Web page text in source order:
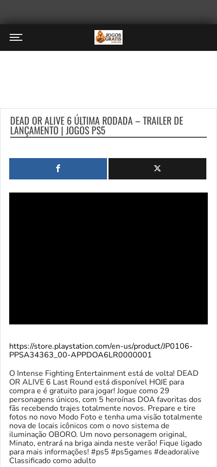
DEAD OR ALIVE 6 ÚLTIMA RODADA – TRAILER DE
LANÇAMENTO | JOGOS PS5
https://store.playstation.com/en-us/product/JP0106-
PPSA34363_00-APPDOA6LR0000001
O Intense Fighting Entertainment está de volta! DEAD
OR ALIVE 6 Last Round está disponível HOJE para
compra e é gratuito para jogar! Jogue como 29
personagens únicos, com 5 heroínas DOA favoritas dos
fãs recebendo trajes totalmente novos. Prepare e tire
fotos no novo Modo Foto e tenha uma visão totalmente
nova de locais icônicos com o novo sistema de
iluminação OBORO. Um novo personagem original,
Minato, entrará na briga ainda neste verão! Fique ligado
para mais informações! #ps5 #ps5games #deadoralive
Classificado como adulto